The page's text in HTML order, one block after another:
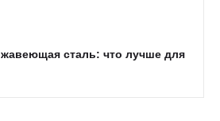
сталь: что лучше для